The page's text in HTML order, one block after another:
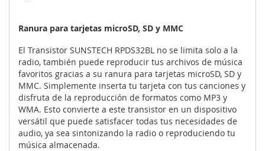
Ranura para tarjetas microSD, SD y MMC
El Transistor SUNSTECH RPDS32BL no se limita solo a la
radio, también puede reproducir tus archivos de música
favoritos gracias a su ranura para tarjetas microSD, SD y
MMC. Simplemente inserta tu tarjeta con tus canciones y
disfruta de la reproducción de formatos como MP3 y
WMA. Esto convierte a este transistor en un dispositivo
versátil que puede satisfacer todas tus necesidades de
audio, ya sea sintonizando la radio o reproduciendo tu
música almacenada.